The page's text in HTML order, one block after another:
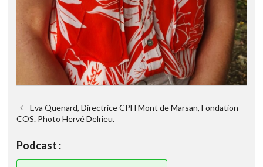
Eva Quenard, Directrice CPH Mont de Marsan, Fondation
COS. Photo Hervé Delrieu.
Podcast :